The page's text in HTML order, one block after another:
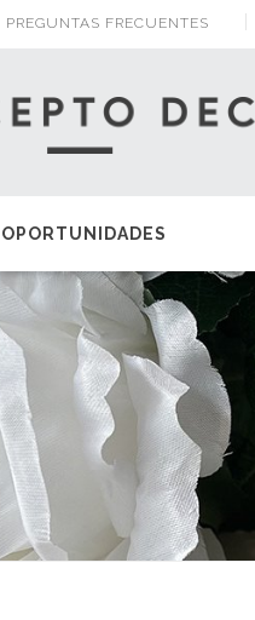
PREGUNTAS FRECUENTES
OPORTUNIDADES